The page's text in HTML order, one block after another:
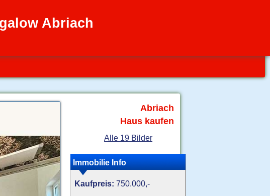
Abriach
Abriach
Haus kaufen
Alle 19 Bilder
Immobilie Info
Kaufpreis: 750.000,-